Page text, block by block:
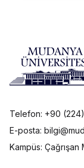
Telefon: +90
E-posta:
Kampüs: